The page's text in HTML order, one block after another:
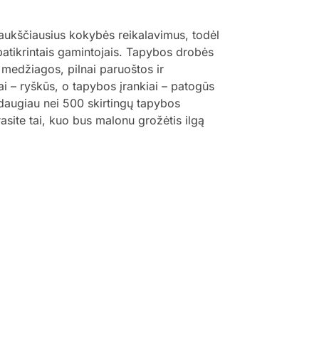
kokybės reikalavimus, todėl
gamintojais. Tapybos drobės
pilnai paruoštos ir
– ryškūs, o tapybos įrankiai – patogūs
nei 500 skirtingų tapybos
tai, kuo bus malonu grožėtis ilgą